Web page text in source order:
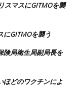
スマスにGITMOを襲
にGITMOを襲う
険局衛生局副局長を
ほどのワクチンによ